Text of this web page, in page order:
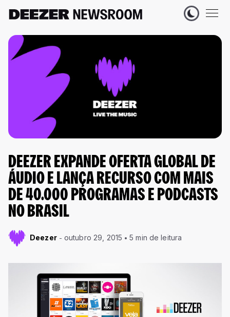
DEEZER EXPANDE OFERTA GLOBAL DE
ÁUDIO E LANÇA RECURSO COM MAIS
DE 40.000 PROGRAMAS E PODCASTS
NO BRASIL
Deezer outubro 29, 2015 5 min de leitura